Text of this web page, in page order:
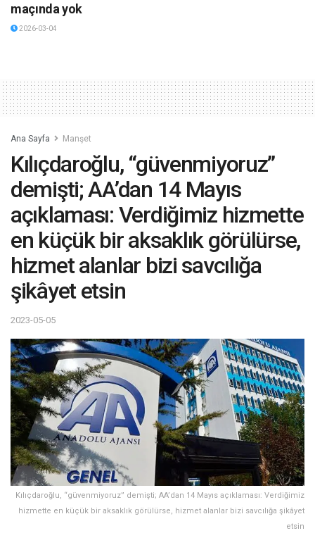
maçında yok
2026-03-04
Ana Sayfa Manşet
Kılıçdaroğlu, “güvenmiyoruz”
demişti; AA’dan 14 Mayıs
açıklaması: Verdiğimiz hizmette
en küçük bir aksaklık görülürse,
hizmet alanlar bizi savcılığa
şikâyet etsin
2023-05-05
Kılıçdaroğlu, “güvenmiyoruz” demişti; AA’dan 14 Mayıs açıklaması: Verdiğimiz
hizmette en küçük bir aksaklık görülürse, hizmet alanlar bizi savcılığa şikâyet
etsin